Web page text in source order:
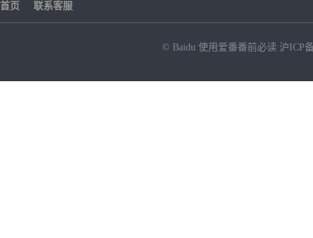
首页 联系客服
© Baidu 使用爱番番前必读 沪ICP